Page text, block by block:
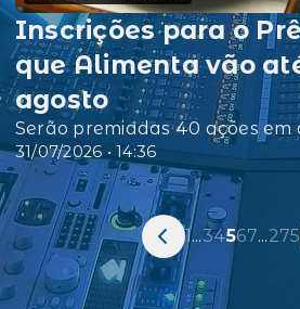
31/07/2026 • 14:36
Inscrições para o
que Alimenta vão
agosto
Serão premiadas 40 ações
1...34567...275